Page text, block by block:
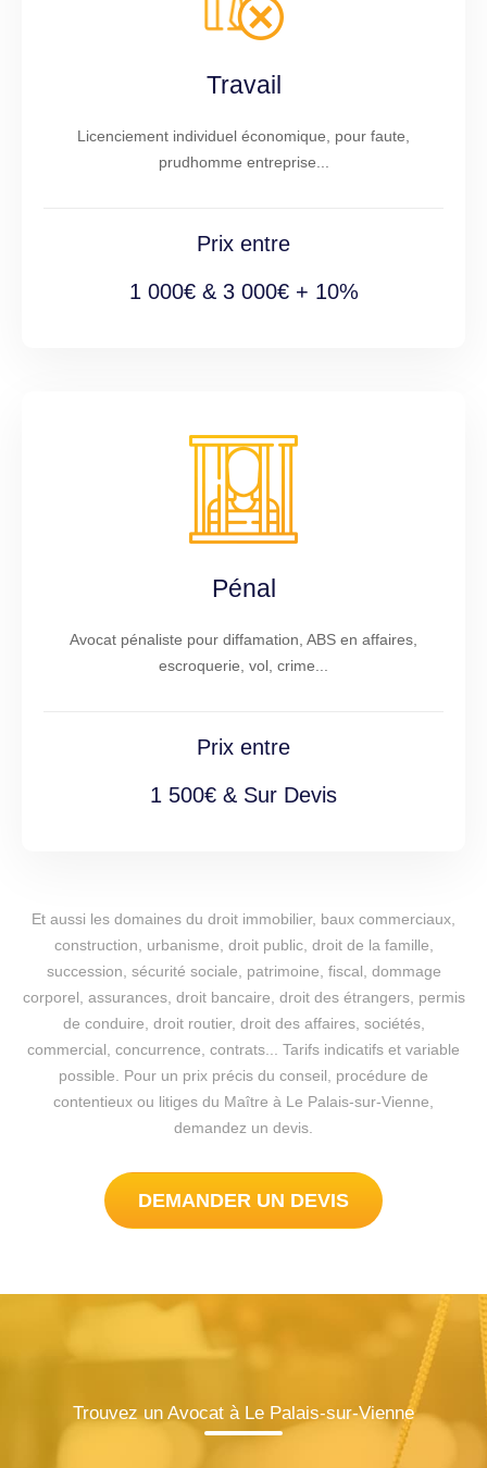
Travail
Licenciement individuel économique, pour faute,
prudhomme entreprise...
Prix entre
1 000€ & 3 000€ + 10%
Pénal
Avocat pénaliste pour diffamation, ABS en affaires,
escroquerie, vol, crime...
Prix entre
1 500€ & Sur Devis
Et aussi les domaines du droit immobilier, baux commerciaux,
construction, urbanisme, droit public, droit de la famille,
succession, sécurité sociale, patrimoine, fiscal, dommage
corporel, assurances, droit bancaire, droit des étrangers, permis
de conduire, droit routier, droit des affaires, sociétés,
commercial, concurrence, contrats... Tarifs indicatifs et variable
possible. Pour un prix précis du conseil, procédure de
contentieux ou litiges du Maître à Le Palais-sur-Vienne,
demandez un devis.
DEMANDER UN DEVIS
Trouvez un Avocat à Le Palais-sur-Vienne